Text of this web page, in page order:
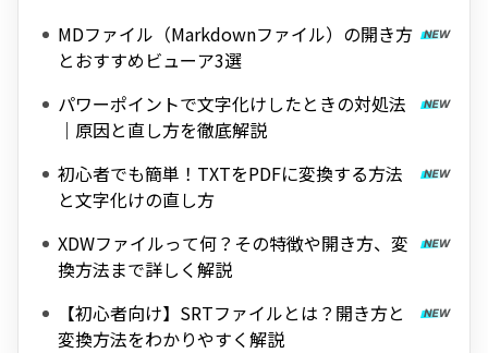
MDファイル（Markdownファイル）の開き方
とおすすめビューア3選
パワーポイントで文字化けしたときの対処法
｜原因と直し方を徹底解説
初心者でも簡単！TXTをPDFに変換する方法
と文字化けの直し方
XDWファイルって何？その特徴や開き方、変
換方法まで詳しく解説
【初心者向け】SRTファイルとは？開き方と
変換方法をわかりやすく解説